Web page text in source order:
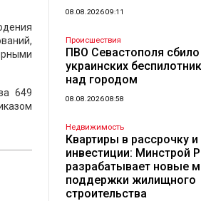
649
08.08.2026 09:11
Происшествия
ПВО Севастополя
украинских
над городом
08.08.2026 08:58
Недвижимость
Квартиры в рассрочку и
инвестиции: Минстрой
разрабатывает новые
поддержки жилищного
строительства